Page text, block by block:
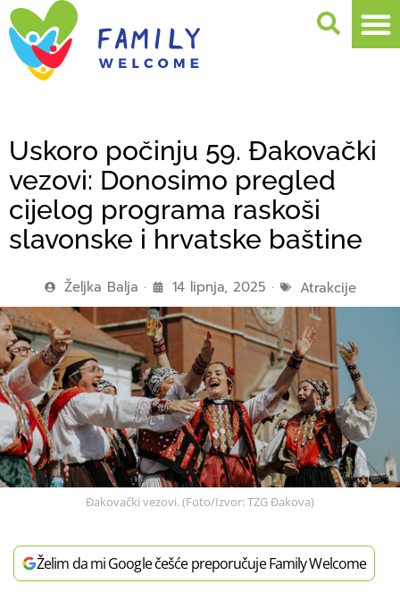
Uskoro počinju 59. Đakovački
vezovi: Donosimo pregled
cijelog programa raskoši
slavonske i hrvatske baštine
Željka Balja 14 lipnja, 2025 Atrakcije
Đakovački vezovi. (Foto/Izvor: TZG Đakova)
Želim da mi Google češće preporučuje Family Welcome